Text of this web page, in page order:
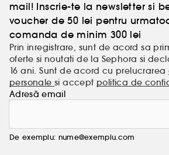
mail! Inscrie-te la newsletter si
voucher de 50 lei pentru
comanda de minim 300 lei
Prin inregistrare, sunt de acord sa
oferte si noutati de la Sephora si
16 ani. Sunt de acord cu prelucrarea
personalesi accept politica de
Adresă email
De exemplu: nume@exemplu.com